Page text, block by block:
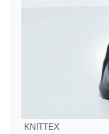
KNITTEX